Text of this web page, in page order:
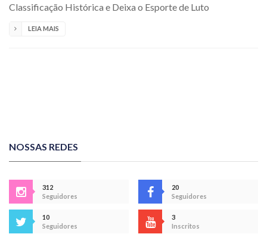
Classificação Histórica e Deixa o Esporte de Luto
LEIA MAIS
NOSSAS REDES
312
Seguidores
20
Seguidores
10
Seguidores
3
Inscritos